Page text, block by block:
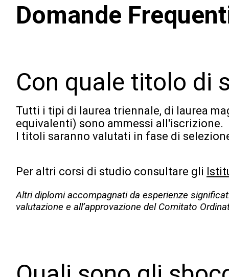
Domande
Con quale titolo di
Tutti i tipi di laurea triennale, di laurea
equivalenti) sono ammessi all'iscrizione.
I titoli saranno valutati in fase di
Per altri corsi di studio consultare gli
Altri diplomi accompagnati da esperienze
valutazione e all’approvazione del Comitato